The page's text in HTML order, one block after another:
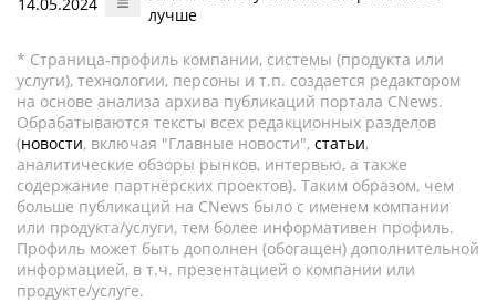
лучше
* Страница-профиль компании, системы (продукта или
услуги), технологии, персоны и т.п. создается редактором
на основе анализа архива публикаций портала CNews.
Обрабатываются тексты всех редакционных разделов
(новости, включая "Главные новости", статьи,
аналитические обзоры рынков, интервью, а также
содержание партнёрских проектов). Таким образом, чем
больше публикаций на CNews было с именем компании
или продукта/услуги, тем более информативен профиль.
Профиль может быть дополнен (обогащен) дополнительной
информацией, в т.ч. презентацией о компании или
продукте/услуге.